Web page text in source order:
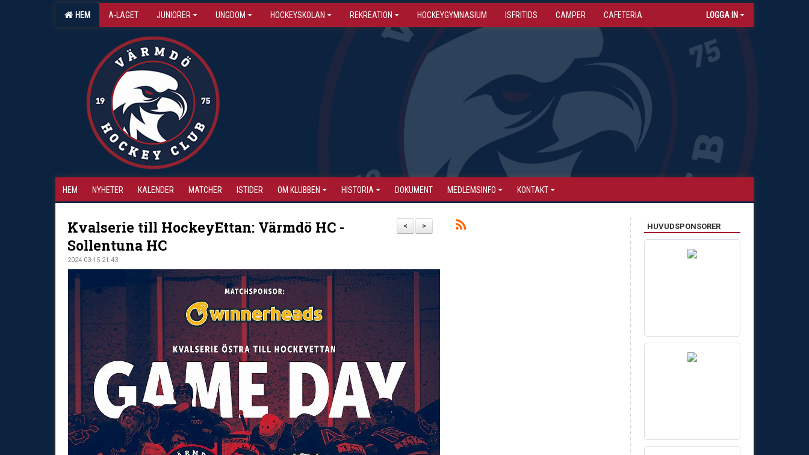
HEM A-LAGET JUNIORER UNGDOM HOCKEYSKOLAN REKREATION HOCKEYGYMNASIUM ISFRITIDS CAMPER CAFETERIA LOGGA IN
HEM NYHETER KALENDER MATCHER ISTIDER OM KLUBBEN HISTORIA DOKUMENT MEDLEMSINFO KONTAKT
>
<
Kvalserie till HockeyEttan: Värmdö HC -
Sollentuna HC
2024-03-15 21:43
HUVUDSPONSORER